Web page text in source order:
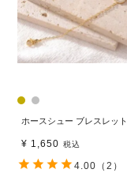
ホースシュー ブレスレット
¥ 1,650 税込
4.00 （2）